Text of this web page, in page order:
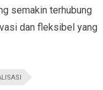
semakin terhubung
dan fleksibel yang